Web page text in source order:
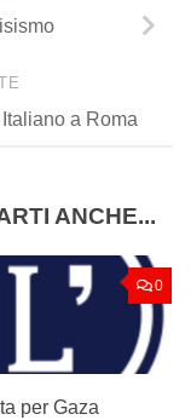
a Roma
ANCHE...
0
per Gaza